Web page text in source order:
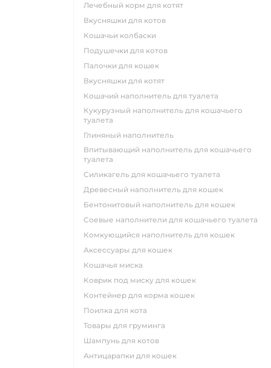
лечебный корм для котят
вкусняшки для котов
кошачьи колбаски
подушечки для котов
палочки для кошек
вкусняшки для котят
кошачий наполнитель для туалета
кукурузный наполнитель для кошачьего
туалета
глиняный наполнитель
впитывающий наполнитель для кошачьего
туалета
силикагель для кошачьего туалета
древесный наполнитель для кошек
бентонитовый наполнитель для кошек
соевые наполнители для кошачьего туалета
комкующийся наполнитель для кошек
аксессуары для кошек
кошачья миска
коврик под миску для кошек
контейнер для корма кошек
поилка для кота
товары для груминга
шампунь для котов
антицарапки для кошек